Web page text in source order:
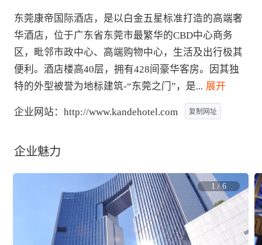
东莞康帝国际酒店，是以白金五星标准打造的高端奢
华酒店，位于广东省东莞市最繁华的CBD中心商务
区，毗邻市政中心、高端购物中心，生活及出行极其
便利。酒店楼高40层，拥有428间豪华客房。因其独
特的外型被誉为地标建筑-“东莞之门”，是... 展开
企业网站： http://www.kandehotel.com 复制网址
企业魅力
1 /6